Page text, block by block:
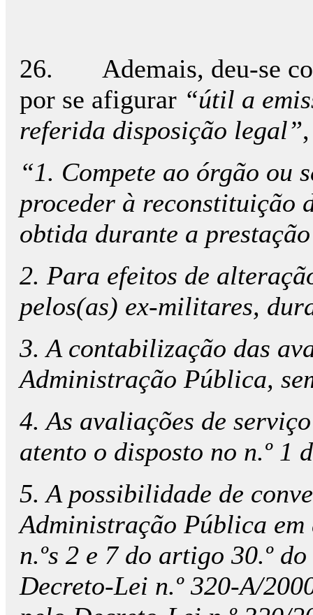
26. Ademais, deu-se
por se afigurar “útil a
referida disposição legal”
“1. Compete ao órgão ou
proceder à reconstituição
obtida durante a
2. Para efeitos de
pelos(as) ex-militares,
3. A contabilização das
Administração Pública,
4. As avaliações de
atento o disposto no n.º 1
5. A possibilidade de
Administração Pública
n.ºs 2 e 7 do artigo 30.º
Decreto-Lei n.º 320-A/